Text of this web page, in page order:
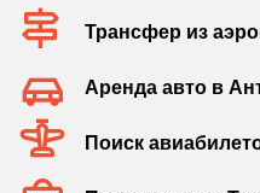
Трансфер из
Аренда авто в
Поиск